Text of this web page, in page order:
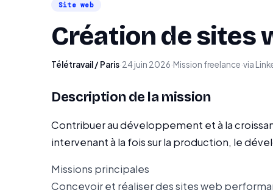
Site web
Création de sites
Télétravail / Paris·24 juin 2026·Mission freelance·via
Description de la mission
Contribuer au développement et à la
intervenant à la fois sur la production, le
Missions principales
Concevoir et réaliser des sites web